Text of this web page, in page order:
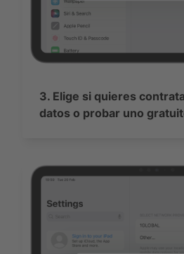
3. Elige si quieres
datos o probar uno